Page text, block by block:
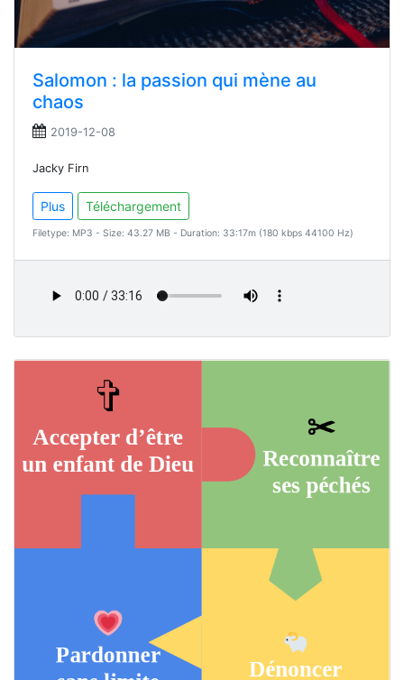
Salomon : la passion qui mène au
chaos
2019-12-08
Jacky Firn
Plus Téléchargement
Filetype: MP3 - Size: 43.27 MB - Duration: 33:17m (180 kbps 44100 Hz)